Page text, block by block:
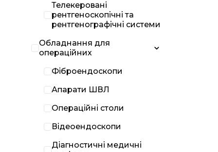
Телекеровані
рентгеноскопічні та
рентгенографічні системи
Обладнання для
операційних
Фіброендоскопи
Апарати ШВЛ
Операційні столи
Відеоендоскопи
Діагностичні медичні